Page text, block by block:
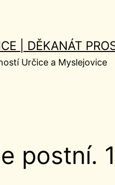
| DĚKANÁT
Určice a Myslejovice
postní.